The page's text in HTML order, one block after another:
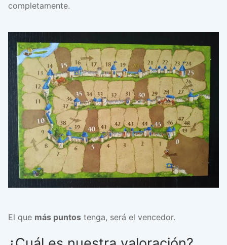
completamente.
El que más puntos tenga, será el vencedor.